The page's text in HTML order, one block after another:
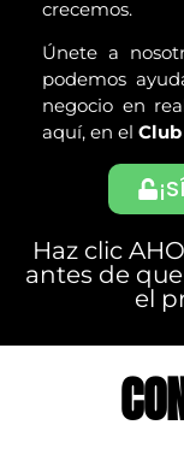
crecemos.
Únete a
podemos
negocio en
aquí, en el
Haz clic
antes de
el